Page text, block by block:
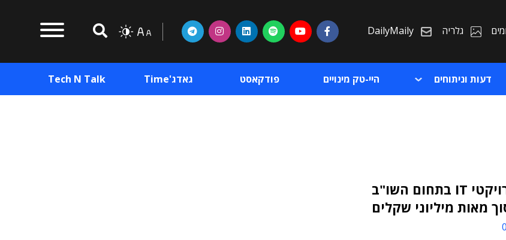
גלריה DailyMaily
דעות וניתוחים היי-טק מינויים פודקאסט גאדג'Time Tech N Talk
צה"ל יחזיר פנימה פרויקטי IT בתחום השו"ב
מאות מיליוני שקלים